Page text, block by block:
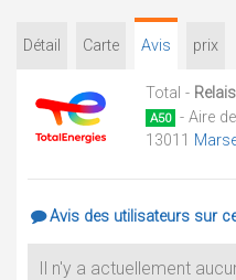
Détail Carte Avis prix
Total -
A50 - Aire
13011
Avis des utilisateurs sur
Il n'y a actuellement